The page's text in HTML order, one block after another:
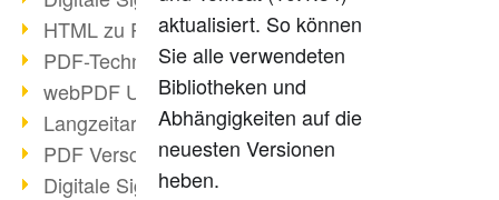
HTML zu PDF
PDF-Techniken für Barrierefreiheit
webPDF Update 9.0.0.3149
Langzeitarchivierung mit PDF/A
PDF Verschlüsselung
Digitale Signaturen
aktualisiert. So können
Sie alle verwendeten
Bibliotheken und
Abhängigkeiten auf die
neuesten Versionen
heben.